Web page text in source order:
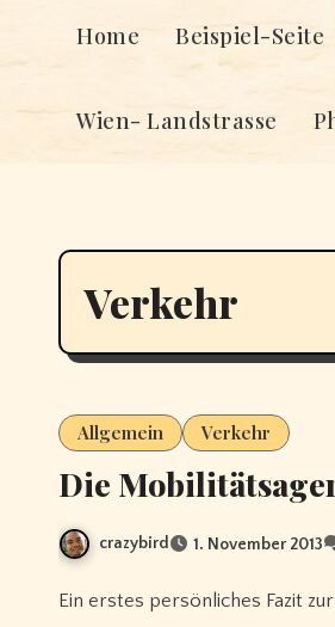
Home Beispiel-Seite
Wien- Landstrasse
Verkehr
Allgemein Verkehr
Die
crazybird 1. November 2013
Ein erstes persönliches Fazit